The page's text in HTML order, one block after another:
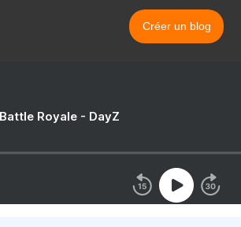
Créer un blog
Royale - DayZ